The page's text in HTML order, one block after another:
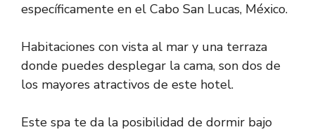
específicamente en el Cabo San Lucas, México.
Habitaciones con vista al mar y una terraza
donde puedes desplegar la cama, son dos de
los mayores atractivos de este hotel.
Este spa te da la posibilidad de dormir bajo